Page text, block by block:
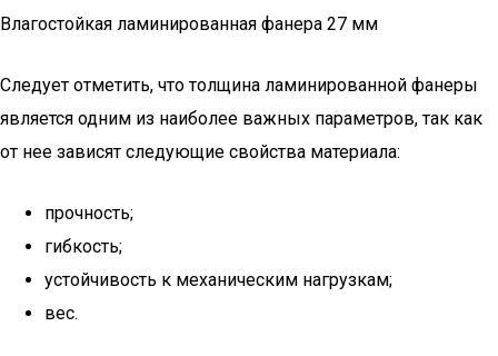
Влагостойкая ламинированная фанера 27 мм
Следует отметить, что толщина ламинированной фанеры
является одним из наиболее важных параметров, так как
от нее зависят следующие свойства материала:
прочность;
гибкость;
устойчивость к механическим нагрузкам;
вес.